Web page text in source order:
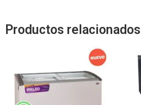
Productos relacionados